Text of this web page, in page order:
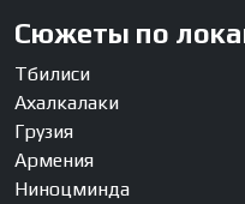
Сюжеты по
Тбилиси
Ахалкалаки
Грузия
Армения
Ниноцминда